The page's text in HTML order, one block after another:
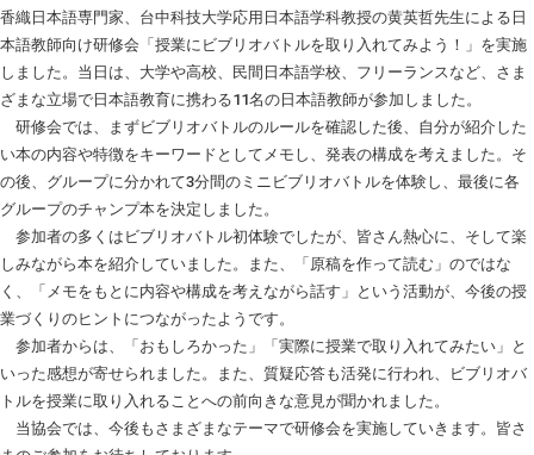
香織日本語専門家、台中科技大学応用日本語学科教授の黄英哲先生による日
本語教師向け研修会「授業にビブリオバトルを取り入れてみよう！」を実施
しました。当日は、大学や高校、民間日本語学校、フリーランスなど、さま
ざまな立場で日本語教育に携わる11名の日本語教師が参加しました。
研修会では、まずビブリオバトルのルールを確認した後、自分が紹介した
い本の内容や特徴をキーワードとしてメモし、発表の構成を考えました。そ
の後、グループに分かれて3分間のミニビブリオバトルを体験し、最後に各
グループのチャンプ本を決定しました。
参加者の多くはビブリオバトル初体験でしたが、皆さん熱心に、そして楽
しみながら本を紹介していました。また、「原稿を作って読む」のではな
く、「メモをもとに内容や構成を考えながら話す」という活動が、今後の授
業づくりのヒントにつながったようです。
参加者からは、「おもしろかった」「実際に授業で取り入れてみたい」と
いった感想が寄せられました。また、質疑応答も活発に行われ、ビブリオバ
トルを授業に取り入れることへの前向きな意見が聞かれました。
当協会では、今後もさまざまなテーマで研修会を実施していきます。皆さ